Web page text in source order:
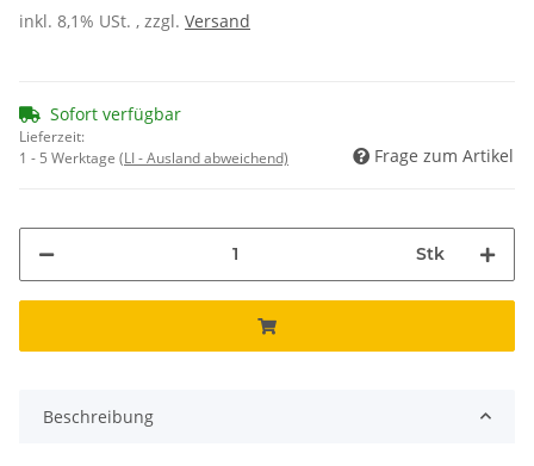
inkl. 8,1% USt. , zzgl. Versand
Sofort verfügbar
Lieferzeit:
1 - 5 Werktage (LI - Ausland abweichend) Frage zum Artikel
Stk
Beschreibung